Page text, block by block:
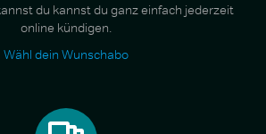
du kannst du ganz einfach jederzeit
online kündigen.
Wähl dein Wunschabo